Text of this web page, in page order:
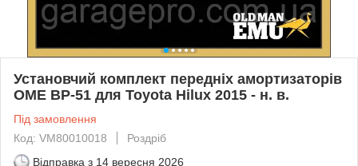
Установчий комплект передніх амортизаторів
OME BP-51 для Toyota Hilux 2015 - н. в.
Під замовлення
Код: VM80010018
Роздріб
Відправка з 14 вересня 2026